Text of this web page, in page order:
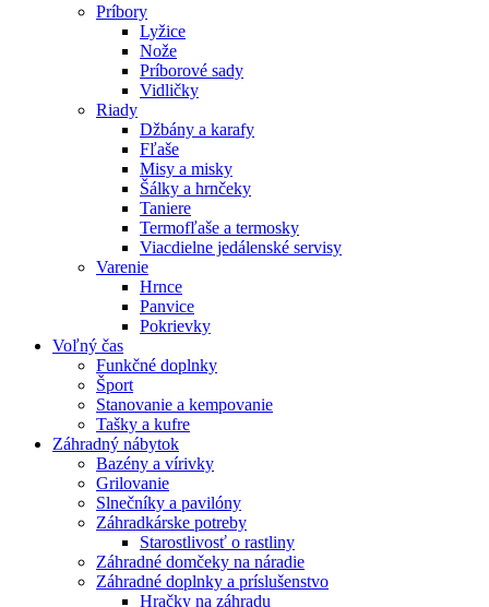
Príbory
Lyžice
Nože
Príborové sady
Vidličky
Riady
Džbány a karafy
Fľaše
Misy a misky
Šálky a hrnčeky
Taniere
Termofľaše a termosky
Viacdielne jedálenské servisy
Varenie
Hrnce
Panvice
Pokrievky
Voľný čas
Funkčné doplnky
Šport
Stanovanie a kempovanie
Tašky a kufre
Záhradný nábytok
Bazény a vírivky
Grilovanie
Slnečníky a pavilóny
Záhradkárske potreby
Starostlivosť o rastliny
Záhradné domčeky na náradie
Záhradné doplnky a príslušenstvo
Hračky na záhradu